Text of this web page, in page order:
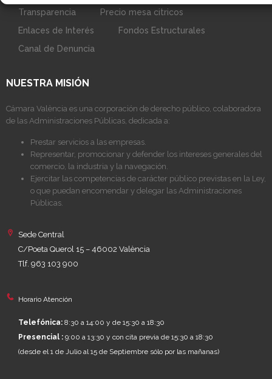
Transparencia
Precio mesa citricos
Enlaces de Interés
Fondos Estructurales
Canal de Denuncia
NUESTRA MISIÓN
Cámara València es una corporación de derecho público, colaboradora
de las Administraciones Públicas, dedicada a:
Prestar servicios a las empresas.
Representar, promocionar y defender los intereses generales del
comercio, la industria y la navegación.
Ejercitar las competencias de carácter público previstas en la Ley,
o que puedan encomendar y delegar las Administraciones
Públicas.
Sede Central
C/Poeta Querol 15 – 46002 València
Tlf. 963 103 900
Horario Atención
Telefónica: 8:30 a 14:00 y de 15:30 a 18:30
Presencial : 9:00 a 13:30 y con cita previa de 15:30 a 18:30
(desde el 1 de Julio al 15 de Septiembre sólo por las mañanas)